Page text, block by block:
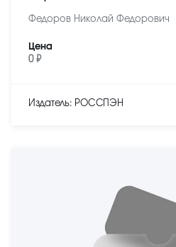
Федоров Николай Федорович
Цена
0 ₽
Издатель: РОССПЭН